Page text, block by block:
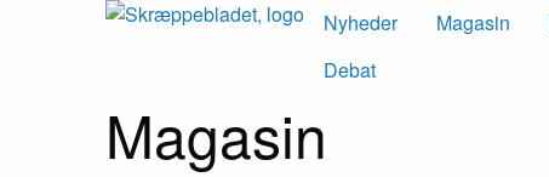
Nyheder Magasin
Debat
Magasin